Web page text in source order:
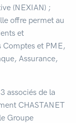
(NEXIAN) ;
offre permet au
et
Comptes et PME,
Assurance,
associés de la
CHASTANET
Groupe